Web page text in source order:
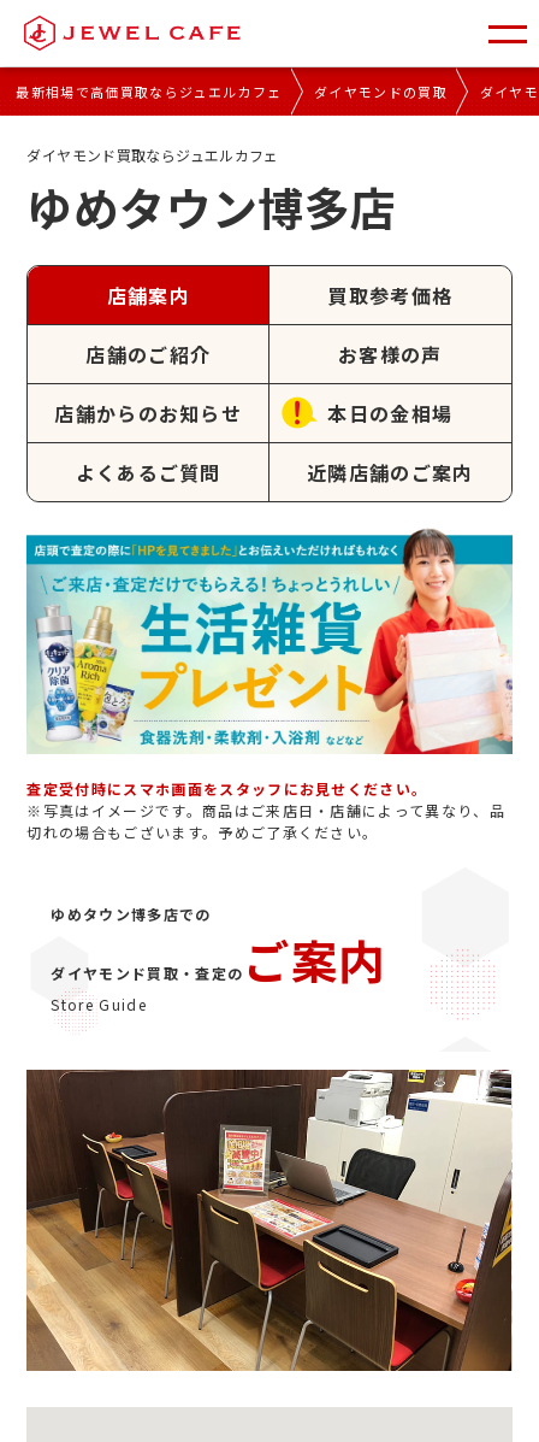
最新相場で高価買取ならジュエルカフェ ダイヤモンドの買取 ダイヤ
ダイヤモンド買取ならジュエルカフェ
ゆめタウン博多店
店舗案内 買取参考価格
店舗のご紹介 お客様の声
店舗からのお知らせ 本日の金相場
よくあるご質問 近隣店舗のご案内
査定受付時にスマホ画面をスタッフにお見せください。
※写真はイメージです。商品はご来店日・店舗によって異なり、品
切れの場合もございます。予めご了承ください。
ゆめタウン博多店での
ダイヤモンド買取・査定の ご案内
Store Guide